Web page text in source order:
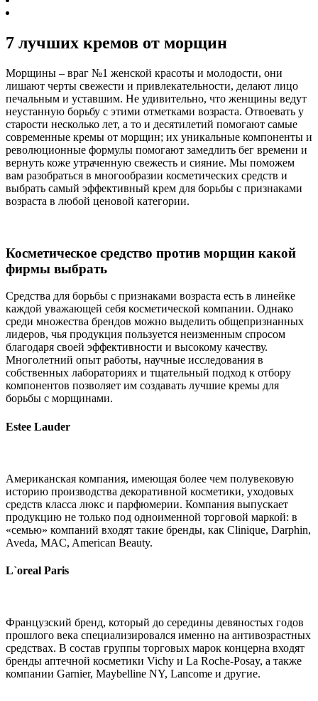
7 лучших кремов от морщин
Морщины – враг №1 женской красоты и молодости, они
лишают черты свежести и привлекательности, делают лицо
печальным и уставшим. Не удивительно, что женщины ведут
неустанную борьбу с этими отметками возраста. Отвоевать у
старости несколько лет, а то и десятилетий помогают самые
современные кремы от морщин; их уникальные компоненты и
революционные формулы помогают замедлить бег времени и
вернуть коже утраченную свежесть и сияние. Мы поможем
вам разобраться в многообразии косметических средств и
выбрать самый эффективный крем для борьбы с признаками
возраста в любой ценовой категории.
Косметическое средство против морщин какой
фирмы выбрать
Средства для борьбы с признаками возраста есть в линейке
каждой уважающей себя косметической компании. Однако
среди множества брендов можно выделить общепризнанных
лидеров, чья продукция пользуется неизменным спросом
благодаря своей эффективности и высокому качеству.
Многолетний опыт работы, научные исследования в
собственных лабораториях и тщательный подход к отбору
компонентов позволяет им создавать лучшие кремы для
борьбы с морщинами.
Estee Lauder
Американская компания, имеющая более чем полувековую
историю производства декоративной косметики, уходовых
средств класса люкс и парфюмерии. Компания выпускает
продукцию не только под одноименной торговой маркой: в
«семью» компаний входят такие бренды, как Clinique, Darphin,
Aveda, MAC, American Beauty.
L`oreal Paris
Французский бренд, который до середины девяностых годов
прошлого века специализировался именно на антивозрастных
средствах. В состав группы торговых марок концерна входят
бренды аптечной косметики Vichy и La Roche-Posay, а также
компании Garnier, Maybelline NY, Lancome и другие.